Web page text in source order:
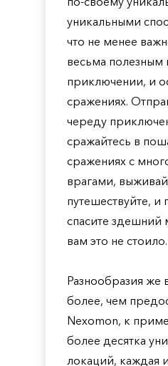
уникальными
что не менее
весьма полезным
приключении, и
сражениях.
череду
сражайтесь в
сражениях с
врагами,
путешествуйте, и
спасите здешний
вам это не стоило.
Разнообразия же
более, чем
Nexomon, к
более десятка
локаций, каждая